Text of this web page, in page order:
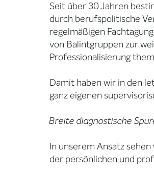
Seit über 30 Jahren
durch berufspolitische
regelmäßigen
von Balintgruppen zur
Professionalisierung
Damit haben wir in den
ganz eigenen
Breite diagnostische
In unserem Ansatz
der persönlichen und